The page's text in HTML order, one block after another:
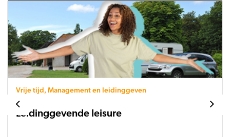
Vrije tijd, Management en leidinggeven
Leidinggevende leisure